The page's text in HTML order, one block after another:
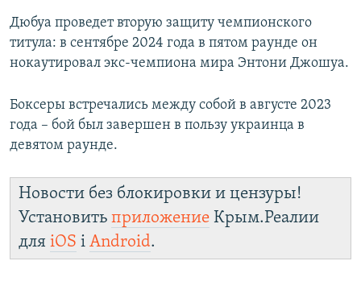
Дюбуа проведет вторую защиту чемпионского
титула: в сентябре 2024 года в пятом раунде он
нокаутировал экс-чемпиона мира Энтони Джошуа.
Боксеры встречались между собой в августе 2023
года – бой был завершен в пользу украинца в
девятом раунде.
Новости без блокировки и цензуры!
Установить приложение Крым.Реалии
для iOS і Android.